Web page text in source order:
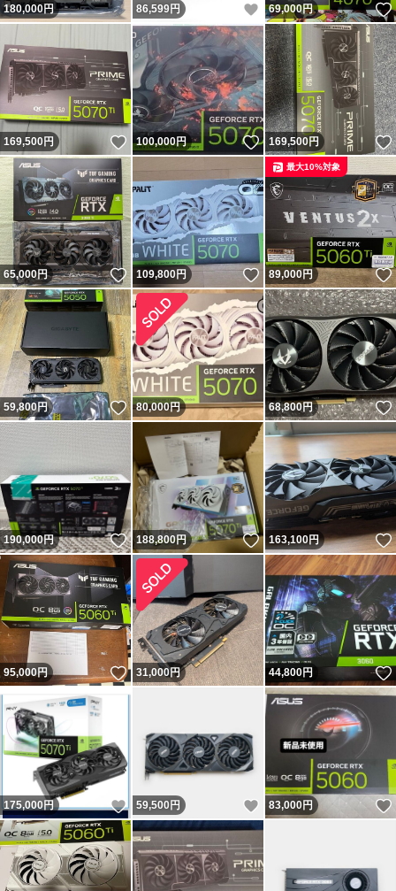
180,000円 86,599円 いいね！
69,000円
169,500円 いいね！
100,000円 いいね！
169,500円
65,000円 いいね！
109,800円 いいね！
89,000円
最大10%対象
59,800円 いいね！
80,000円 68,800円
190,000円 いいね！
188,800円 いいね！
163,100円
95,000円 いいね！
31,000円 44,800円
175,000円 いいね！
59,500 円 いいね！
83,000円